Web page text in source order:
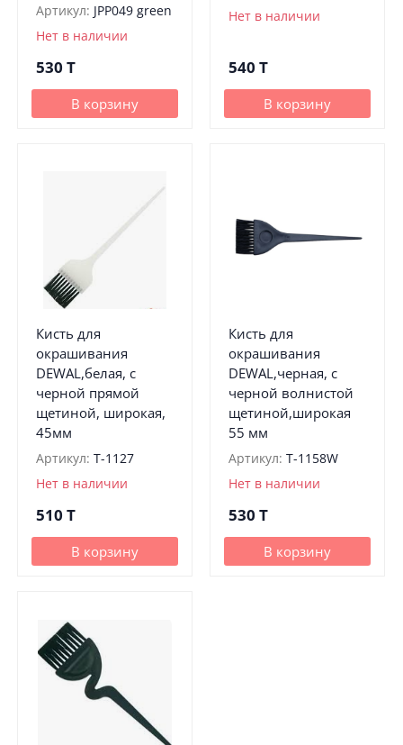
Артикул: JPP049 green
Нет в наличии
530 T
В корзину
Нет в наличии
540 T
В корзину
Кисть для
окрашивания
DEWAL,белая, с
черной прямой
щетиной, широкая,
45мм
Артикул: T-1127
Нет в наличии
510 T
В корзину
Кисть для
окрашивания
DEWAL,черная, с
черной волнистой
щетиной,широкая
55 мм
Артикул: T-1158W
Нет в наличии
530 T
В корзину